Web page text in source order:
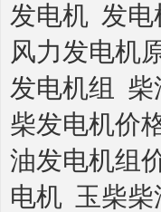
发电机 发电
风力发电机
发电机组 柴
柴发电机价
油发电机组
电机 玉柴